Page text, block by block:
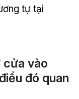
tự tại
cửa vào
đó quan